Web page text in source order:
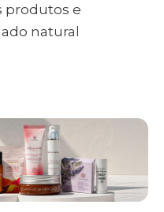
produtos e
natural